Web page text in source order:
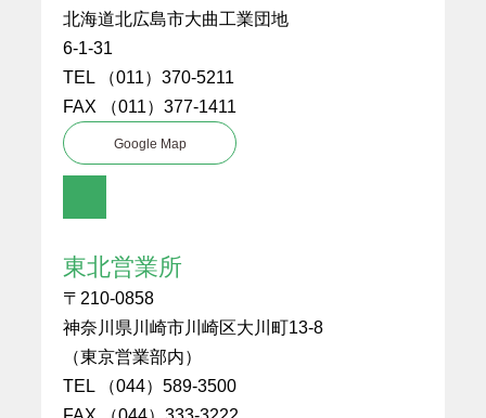
北海道北広島市大曲工業団地
6-1-31
TEL （011）370-5211
FAX （011）377-1411
Google Map
東北営業所
〒210-0858
神奈川県川崎市川崎区大川町13-8
（東京営業部内）
TEL （044）589-3500